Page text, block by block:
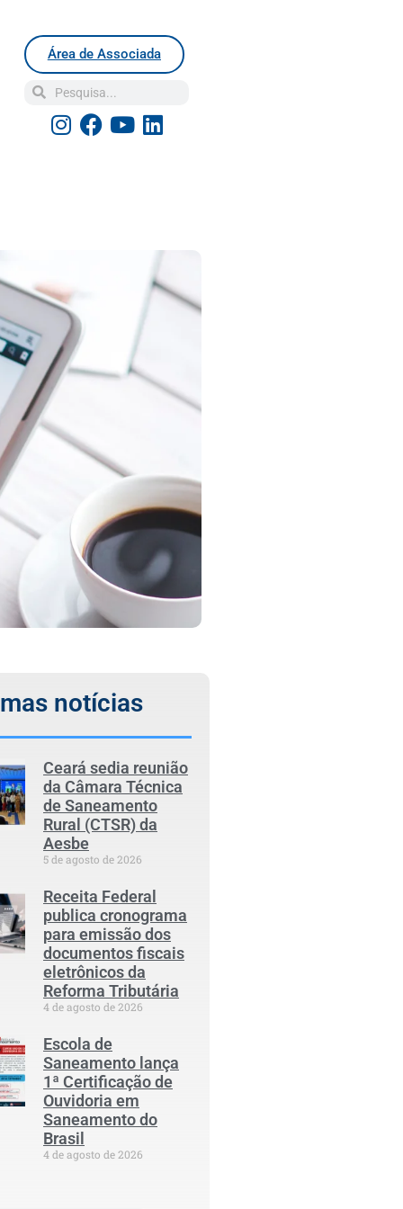
Área de Associada
notícias
Ceará sedia reunião
da Câmara Técnica
de Saneamento
Rural (CTSR) da
Aesbe
5 de agosto de 2026
Receita Federal
publica cronograma
para emissão dos
documentos fiscais
eletrônicos da
Reforma Tributária
4 de agosto de 2026
Escola de
Saneamento lança
1ª Certificação de
Ouvidoria em
Saneamento do
Brasil
4 de agosto de 2026